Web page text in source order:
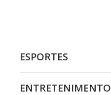
ESPORTES
ENTRETENIMENTO